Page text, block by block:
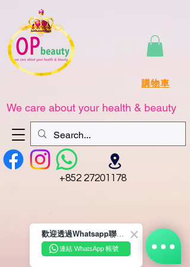
+852 27201178
購物車
We care about your health & beauty
歡迎透過Whatsapp聯絡我們☺️~
連結 WhatsApp 帳號